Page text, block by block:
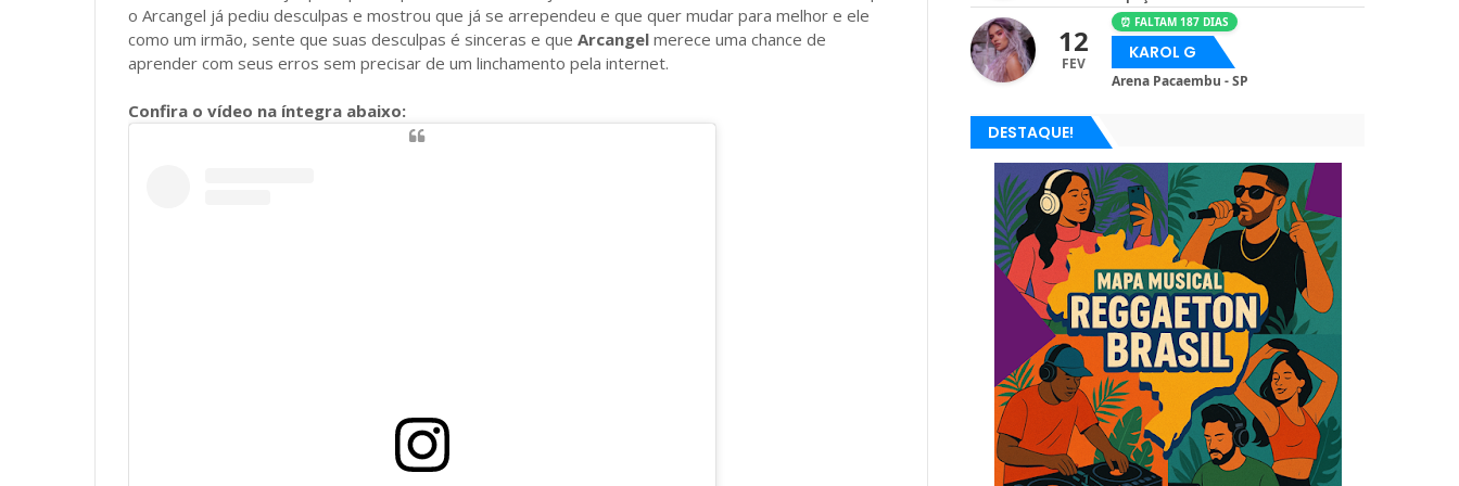
o Arcangel já pediu desculpas e mostrou que já se arrependeu e que quer mudar para melhor e ele
como um irmão, sente que suas desculpas é sinceras e que Arcangel merece uma chance de
aprender com seus erros sem precisar de um linchamento pela internet.
Confira o vídeo na íntegra abaixo:
12
FEV
⏰ FALTAM 187 DIAS
KAROL G
Arena Pacaembu - SP
DESTAQUE!